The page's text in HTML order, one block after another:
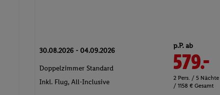
30.08.2026 - 04.09.2026
Doppelzimmer Standard
Inkl. Flug, All-Inclusive
p.P. ab
579.-
2 Pers. / 5 Nächte
/ 1158 € Gesamt